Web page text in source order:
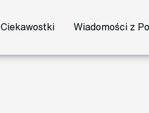
Ciekawostki Wiadomości z